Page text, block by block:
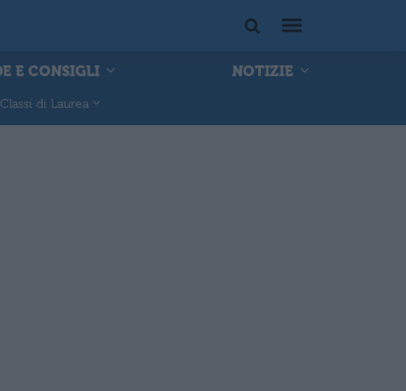
E CONSIGLI NOTIZIE
Classi di Laurea